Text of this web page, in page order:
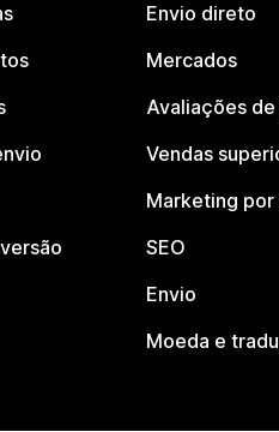
Envio direto
Mercados
Avaliações
Vendas
Marketing por
SEO
Envio
Moeda e